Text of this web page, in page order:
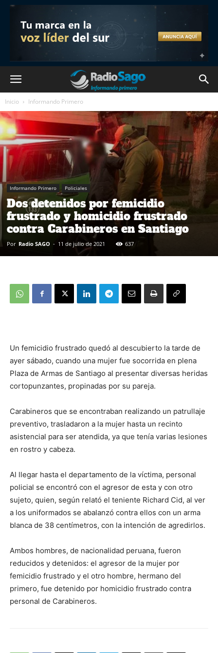
Inicio Informando Primero
Informando Primero Policiales
Dos detenidos por femicidio
frustrado y homicidio frustrado
contra Carabineros en Santiago
Por Radio SAGO - 11 de julio de 2021 637
Un femicidio frustrado quedó al descubierto la tarde de
ayer sábado, cuando una mujer fue socorrida en plena
Plaza de Armas de Santiago al presentar diversas heridas
cortopunzantes, propinadas por su pareja.
Carabineros que se encontraban realizando un patrullaje
preventivo, trasladaron a la mujer hasta un recinto
asistencial para ser atendida, ya que tenía varias lesiones
en rostro y cabeza.
Al llegar hasta el departamento de la víctima, personal
policial se encontró con el agresor de esta y con otro
sujeto, quien, según relató el teniente Richard Cid, al ver
a los uniformados se abalanzó contra ellos con un arma
blanca de 38 centímetros, con la intención de agredirlos.
Ambos hombres, de nacionalidad peruana, fueron
reducidos y detenidos: el agresor de la mujer por
femicidio frustrado y el otro hombre, hermano del
primero, fue detenido por homicidio frustrado contra
personal de Carabineros.